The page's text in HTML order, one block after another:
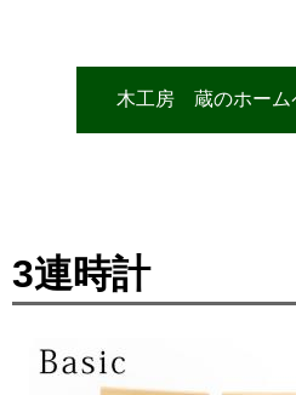
木工房 蔵のホーム
3連時計